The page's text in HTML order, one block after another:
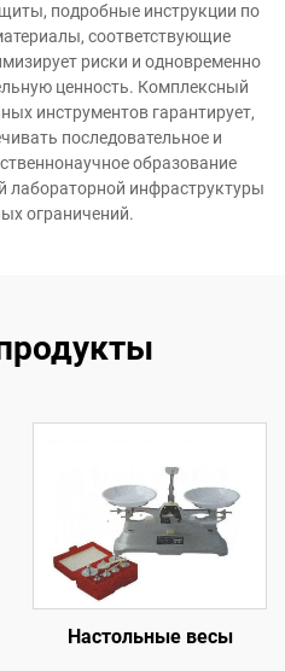
подробные инструкции по
соответствующие
риски и одновременно
ценность. Комплексный
инструментов гарантирует,
последовательное и
образование
лабораторной инфраструктуры
ограничений.
Настольные весы